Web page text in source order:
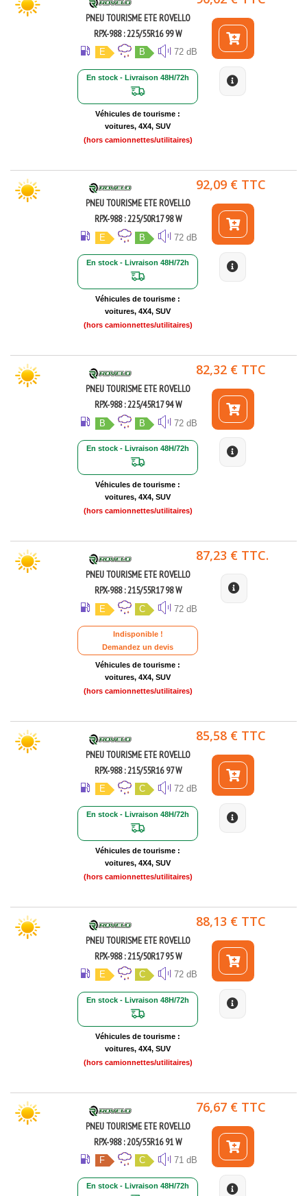
PNEU TOURISME ETE ROVELLO
RPX-988 : 225/55R16 99 W
E B 72 dB
En stock - Livraison 48H/72h
Véhicules de tourisme :
voitures, 4X4, SUV
(hors camionnettes/utilitaires)
PNEU TOURISME ETE ROVELLO
RPX-988 : 225/50R17 98 W
E B 72 dB
En stock - Livraison 48H/72h
Véhicules de tourisme :
voitures, 4X4, SUV
(hors camionnettes/utilitaires)
92,09 € TTC
PNEU TOURISME ETE ROVELLO
RPX-988 : 225/45R17 94 W
B B 72 dB
En stock - Livraison 48H/72h
Véhicules de tourisme :
voitures, 4X4, SUV
(hors camionnettes/utilitaires)
82,32 € TTC
PNEU TOURISME ETE ROVELLO
RPX-988 : 215/55R17 98 W
E C 72 dB
Indisponible !
Demandez un devis
Véhicules de tourisme :
voitures, 4X4, SUV
(hors camionnettes/utilitaires)
87,23 € TTC.
PNEU TOURISME ETE ROVELLO
RPX-988 : 215/55R16 97 W
E C 72 dB
En stock - Livraison 48H/72h
Véhicules de tourisme :
voitures, 4X4, SUV
(hors camionnettes/utilitaires)
85,58 € TTC
PNEU TOURISME ETE ROVELLO
RPX-988 : 215/50R17 95 W
E C 72 dB
En stock - Livraison 48H/72h
Véhicules de tourisme :
voitures, 4X4, SUV
(hors camionnettes/utilitaires)
88,13 € TTC
PNEU TOURISME ETE ROVELLO
RPX-988 : 205/55R16 91 W
F C 71 dB
En stock - Livraison 48H/72h
76,67 € TTC